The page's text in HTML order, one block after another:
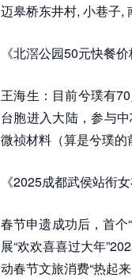
迈皋桥东井村, 小巷子,
《北滘公园50元快餐价
王海生：目前兮璞有
台胞进入大陆，参与
微祯材料（算是兮璞的
《2025成都武侯站衔
春节申遗成功后，首
展“欢欢喜喜过大年
动春节文旅消费“热起